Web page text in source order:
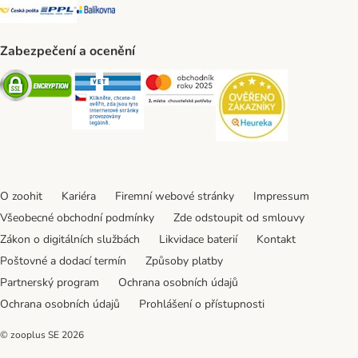
Česká pošta Shipping Method
PPL Shipping Method
Balíkovna Shipping Method
Zabezpečení a ocenění
Security Security Security
O zoohit Kariéra Firemní webové stránky
Impressum
Všeobecné obchodní podmínky
Zde odstoupit od smlouvy
Zákon o digitálních službách
Likvidace baterií
Kontakt
Poštovné a dodací termín
Způsoby platby
Partnerský program
Ochrana osobních údajů
Ochrana osobních údajů
Prohlášení o přístupnosti
© zooplus SE 2026